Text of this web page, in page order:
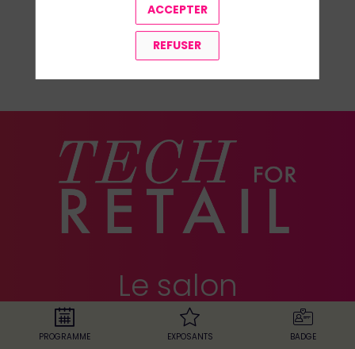
TOUS LES SPEAKERS
Le salon
européen du
PROGRAMME EXPOSANTS BADGE
ACCEPTER
REFUSER